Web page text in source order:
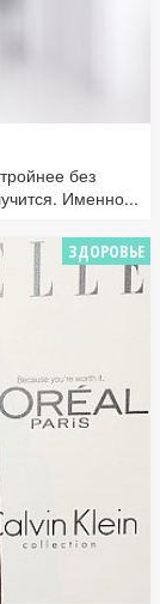
без
Именно...
ЗДОРОВЬЕ